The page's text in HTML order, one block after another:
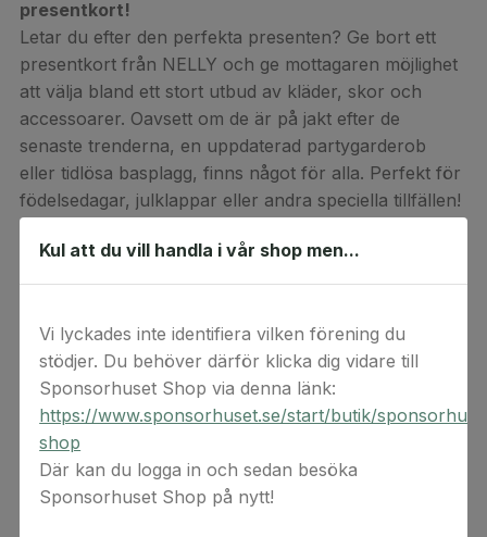
presentkort!
Letar du efter den perfekta presenten? Ge bort ett
presentkort från NELLY och ge mottagaren möjlighet
att välja bland ett stort utbud av kläder, skor och
accessoarer. Oavsett om de är på jakt efter de
senaste trenderna, en uppdaterad partygarderob
eller tidlösa basplagg, finns något för alla. Perfekt för
födelsedagar, julklappar eller andra speciella tillfällen!
Enkelt, smidigt – och alltid rätt stil och storlek!
överraska.
Presentkortet gäller i Sverige på NELLY.COM,
NLYMAN.COM och i butik (ej i tillfälliga butiker). Det
är giltigt i 12 månader från inköpsdatum. Kan ej lösas
in mot kontanter eller återköpas helt eller delvis. Nelly
NLY AB ansvarar ej för borttappade eller stulna
presentkort.
Kul att du vill handla i vår shop men...
Vi lyckades inte identifiera vilken förening du
stödjer. Du behöver därför klicka dig vidare till
Sponsorhuset Shop via denna länk:
https://www.sponsorhuset.se/start/butik/
shop
Där kan du logga in och sedan besöka
Sponsorhuset Shop på nytt!